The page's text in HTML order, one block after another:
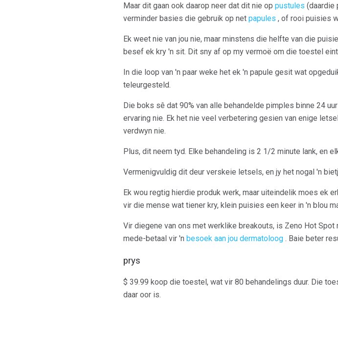
Maar dit gaan ook daarop neer dat dit nie op pustules (daardie
verminder basies die gebruik op net papules , of rooi puisies
Ek weet nie van jou nie, maar minstens die helfte van die
besef ek kry 'n sit. Dit sny af op my vermoë om die toestel
In die loop van 'n paar weke het ek 'n papule gesit wat
teleurgesteld.
Die boks sê dat 90% van alle behandelde pimples binne 24
ervaring nie. Ek het nie veel verbetering gesien van enige
verdwyn nie.
Plus, dit neem tyd. Elke behandeling is 2 1/2 minute lank, en
Vermenigvuldig dit deur verskeie letsels, en jy het nogal 'n
Ek wou regtig hierdie produk werk, maar uiteindelik moes ek
vir die mense wat tiener kry, klein puisies een keer in 'n blou
Vir diegene van ons met werklike breakouts, is Zeno Hot
mede-betaal vir 'n besoek aan jou dermatoloog . Baie beter
prys
$ 39.99 koop die toestel, wat vir 80 behandelings duur. Die
daar oor is.